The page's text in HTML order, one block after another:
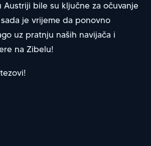
bile su ključne za očuvanje
je vrijeme da ponovno
uz pratnju naših navijača i
na Zibelu!